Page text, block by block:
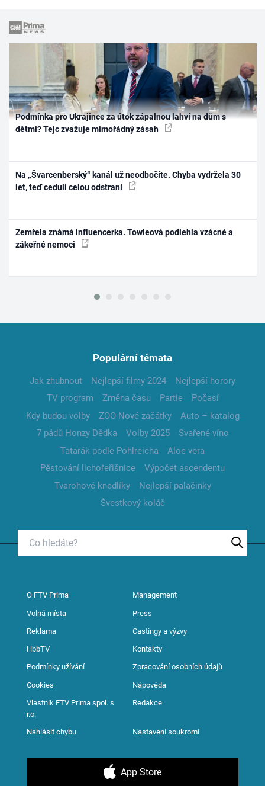
Podmínka pro Ukrajince za útok zápalnou lahví na dům s
dětmi? Tejc zvažuje mimořádný zásah
Na „Švarcenberský“ kanál už neodbočíte. Chyba vydržela 30
let, teď ceduli celou odstraní
Zemřela známá influencerka. Towleová podlehla vzácné a
zákeřné nemoci
Populární témata
Jak zhubnout Nejlepší filmy 2024
Nejlepší horory
TV program
Změna času Partie
Počasí
Kdy budou volby
ZOO Nové začátky
Auto – katalog
7 pádů Honzy Dědka
Volby 2025
Svařené víno
Tatarák podle Pohlreicha
Aloe vera
Pěstování lichořeřišnice
Výpočet ascendentu
Tvarohové knedlíky
Nejlepší palačinky
Švestkový koláč
O FTV Prima Management
Volná místa Press
Reklama Castingy a výzvy
HbbTV Kontakty
Podmínky užívání Zpracování osobních údajů
Cookies Nápověda
Vlastník FTV Prima spol. s
r.o.
Redakce
Nahlásit chybu Nastavení soukromí
App Store